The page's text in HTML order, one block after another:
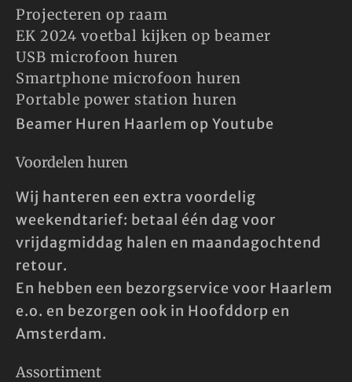
Projecteren op raam
EK 2024 voetbal kijken op beamer
USB microfoon huren
Smartphone microfoon huren
Portable power station huren
Beamer Huren Haarlem op Youtube
Voordelen huren
Wij hanteren een extra voordelig
weekendtarief: betaal één dag voor
vrijdagmiddag halen en maandagochtend
retour.
En hebben een bezorgservice voor Haarlem
e.o. en bezorgen ook in Hoofddorp en
Amsterdam.
Assortiment